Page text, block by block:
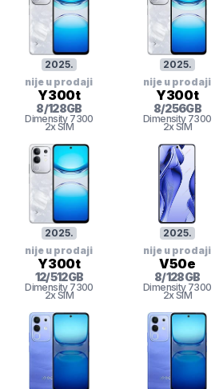
2025.
nije u prodaji
Y300t
8/128GB
Dimensity 7300
2x SIM
2025.
nije u prodaji
Y300t
8/256GB
Dimensity 7300
2x SIM
2025.
nije u prodaji
Y300t
12/512GB
Dimensity 7300
2x SIM
2025.
nije u prodaji
V50e
8/128GB
Dimensity 7300
2x SIM